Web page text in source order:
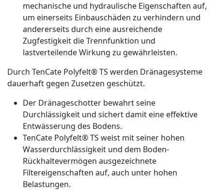
mechanische und hydraulische Eigenschaften auf,
um einerseits Einbauschäden zu verhindern und
andererseits durch eine ausreichende
Zugfestigkeit die Trennfunktion und
lastverteilende Wirkung zu gewährleisten.
Durch TenCate Polyfelt® TS werden Dränagesysteme
dauerhaft gegen Zusetzen geschützt.
Der Dränageschotter bewahrt seine
Durchlässigkeit und sichert damit eine effektive
Entwässerung des Bodens.
TenCate Polyfelt® TS weist mit seiner hohen
Wasserdurchlässigkeit und dem Boden-
Rückhaltevermögen ausgezeichnete
Filtereigenschaften auf, auch unter hohen
Belastungen.